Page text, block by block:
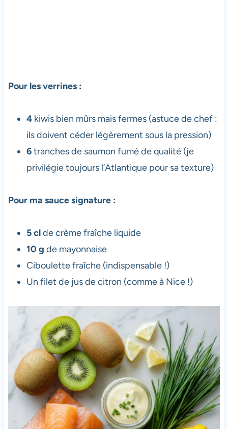
Pour les verrines :
4kiwis bien mûrs mais fermes (astuce de chef :
ils doivent céder légèrement sous la pression)
6tranches de saumon fumé de qualité (je
privilégie toujours l’Atlantique pour sa texture)
Pour ma sauce signature :
5 clde crème fraîche liquide
10 g de mayonnaise
Ciboulette fraîche (indispensable !)
Un filet de jus de citron (comme à Nice !)